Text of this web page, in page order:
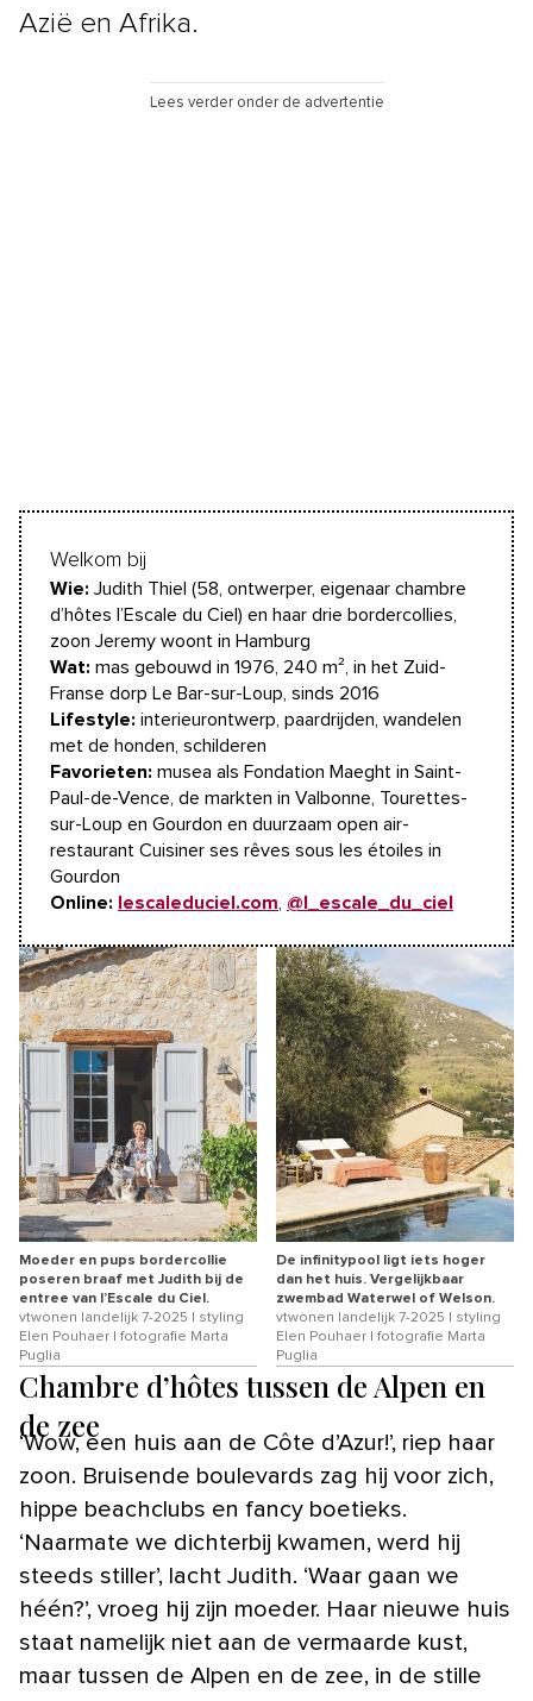
Azië en Afrika.
Lees verder onder de advertentie
Welkom bij
Wie: Judith Thiel (58, ontwerper, eigenaar chambre
d’hôtes l’Escale du Ciel) en haar drie bordercollies,
zoon Jeremy woont in Hamburg
Wat: mas gebouwd in 1976, 240 m², in het Zuid-
Franse dorp Le Bar-sur-Loup, sinds 2016
Lifestyle: interieurontwerp, paardrijden, wandelen
met de honden, schilderen
Favorieten: musea als Fondation Maeght in Saint-
Paul-de-Vence, de markten in Valbonne, Tourettes-
sur-Loup en Gourdon en duurzaam open air-
restaurant Cuisiner ses rêves sous les étoiles in
Gourdon
Online:
lescaleduciel.com @l_escale_du_ciel
Moeder en pups bordercollie
poseren braaf met Judith bij de
entree van l’Escale du Ciel.
vtwonen landelijk 7-2025 | styling
Elen Pouhaer | fotografie Marta
Puglia
De infinitypool ligt iets hoger
dan het huis. Vergelijkbaar
zwembad Waterwel of Welson.
vtwonen landelijk 7-2025 | styling
Elen Pouhaer | fotografie Marta
Puglia
Chambre d’hôtes tussen de Alpen en
de zee
‘Wow, een huis aan de Côte d’Azur!’, riep haar
zoon. Bruisende boulevards zag hij voor zich,
hippe beachclubs en fancy boetieks.
‘Naarmate we dichterbij kwamen, werd hij
steeds stiller’, lacht Judith. ‘Waar gaan we
héén?’, vroeg hij zijn moeder. Haar nieuwe huis
staat namelijk niet aan de vermaarde kust,
maar tussen de Alpen en de zee, in de stille